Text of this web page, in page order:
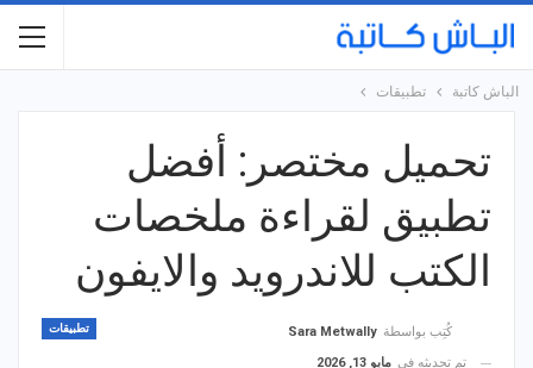
الباش كاتبة تطبيقات
تحميل مختصر: أفضل
تطبيق لقراءة ملخصات
الكتب للاندرويد والايفون
تطبيقات كُتِب بواسطة Sara Metwally
تم تحديثه في مايو 13, 2026